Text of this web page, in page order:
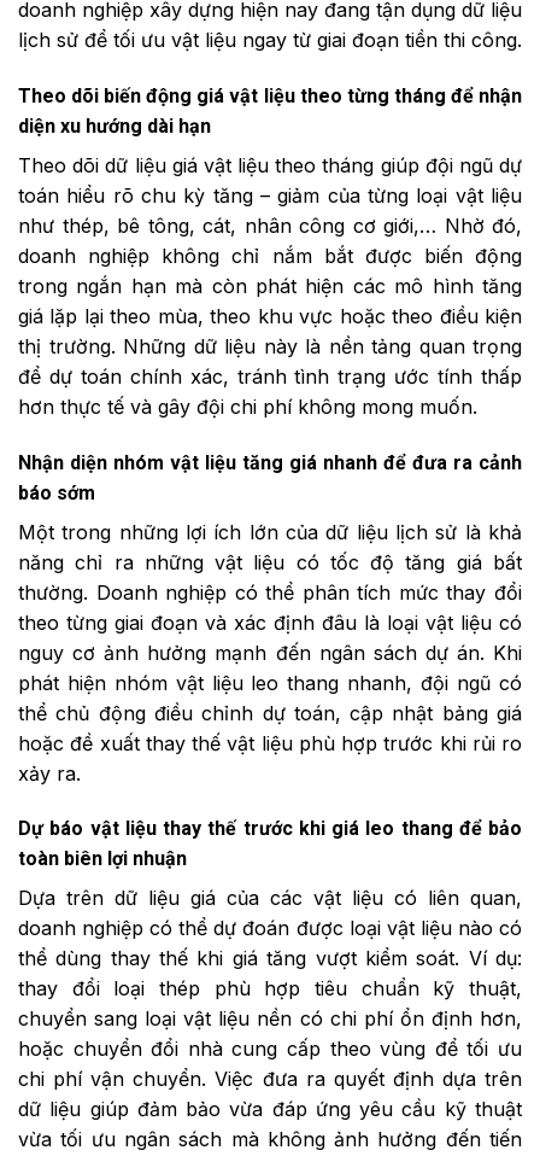
doanh nghiệp xây dựng hiện nay đang tận dụng dữ liệu
lịch sử để tối ưu vật liệu ngay từ giai đoạn tiền thi công.
Theo dõi biến động giá vật liệu theo từng tháng để nhận
diện xu hướng dài hạn
Theo dõi dữ liệu giá vật liệu theo tháng giúp đội ngũ dự
toán hiểu rõ chu kỳ tăng – giảm của từng loại vật liệu
như thép, bê tông, cát, nhân công cơ giới,… Nhờ đó,
doanh nghiệp không chỉ nắm bắt được biến động
trong ngắn hạn mà còn phát hiện các mô hình tăng
giá lặp lại theo mùa, theo khu vực hoặc theo điều kiện
thị trường. Những dữ liệu này là nền tảng quan trọng
để dự toán chính xác, tránh tình trạng ước tính thấp
hơn thực tế và gây đội chi phí không mong muốn.
Nhận diện nhóm vật liệu tăng giá nhanh để đưa ra cảnh
báo sớm
Một trong những lợi ích lớn của dữ liệu lịch sử là khả
năng chỉ ra những vật liệu có tốc độ tăng giá bất
thường. Doanh nghiệp có thể phân tích mức thay đổi
theo từng giai đoạn và xác định đâu là loại vật liệu có
nguy cơ ảnh hưởng mạnh đến ngân sách dự án. Khi
phát hiện nhóm vật liệu leo thang nhanh, đội ngũ có
thể chủ động điều chỉnh dự toán, cập nhật bảng giá
hoặc đề xuất thay thế vật liệu phù hợp trước khi rủi ro
xảy ra.
Dự báo vật liệu thay thế trước khi giá leo thang để bảo
toàn biên lợi nhuận
Dựa trên dữ liệu giá của các vật liệu có liên quan,
doanh nghiệp có thể dự đoán được loại vật liệu nào có
thể dùng thay thế khi giá tăng vượt kiểm soát. Ví dụ:
thay đổi loại thép phù hợp tiêu chuẩn kỹ thuật,
chuyển sang loại vật liệu nền có chi phí ổn định hơn,
hoặc chuyển đổi nhà cung cấp theo vùng để tối ưu
chi phí vận chuyển. Việc đưa ra quyết định dựa trên
dữ liệu giúp đảm bảo vừa đáp ứng yêu cầu kỹ thuật
vừa tối ưu ngân sách mà không ảnh hưởng đến tiến